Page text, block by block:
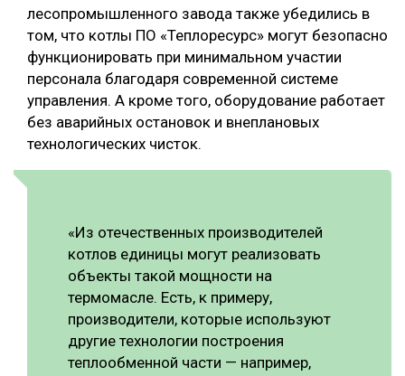
лесопромышленного завода также убедились в
том, что котлы ПО «Теплоресурс» могут безопасно
функционировать при минимальном участии
персонала благодаря современной системе
управления. А кроме того, оборудование работает
без аварийных остановок и внеплановых
технологических чисток.
«Из отечественных производителей
котлов единицы могут реализовать
объекты такой мощности на
термомасле. Есть, к примеру,
производители, которые используют
другие технологии построения
теплообменной части — например,